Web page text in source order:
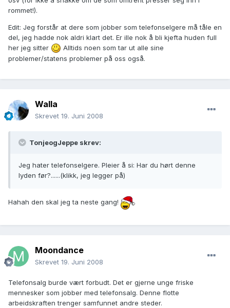
rommet!).
Edit: Jeg forstår at dere som jobber som telefonselgere må tåle en
del, jeg hadde nok aldri klart det. Er ille nok å bli kjefta huden full
her jeg sitter
Alltids noen som tar ut alle sine
problemer/statens problemer på oss også.
Walla
Skrevet 19. Juni 2008
TonjeogJeppe skrev:
Jeg hater telefonselgere. Pleier å si: Har du hørt denne
lyden før?......(klikk, jeg legger på)
Hahah den skal jeg ta neste gang!
Moondance
Skrevet 19. Juni 2008
Telefonsalg burde vært forbudt. Det er gjerne unge friske
mennesker som jobber med telefonsalg. Denne flotte
arbeidskraften trenger samfunnet andre steder.